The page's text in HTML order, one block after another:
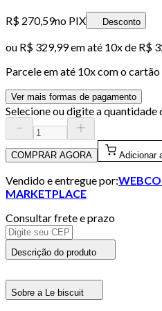
R$ 270,59no PIX Desconto
ou R$ 329,99em até 10x de R$
Parcele em até 10x com o cartão
Ver mais formas de pagamento
Selecione ou digite a quantidade
COMPRAR AGORA Adicionar
Vendido e entregue por:
MARKETPLACE
Consultar frete e prazo
Descrição do produto
Sobre a Le biscuit